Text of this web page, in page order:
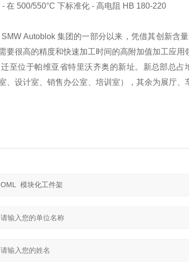
在 500/550°C 下标准化 - 高电阻 HB 180-220
Autoblok 集团的一部分以来，凭借其创新含
要很高的精度和快速加工时间的高附加值加工应用
至位于帕维亚省特里沃齐奥的新址。新总部总
、设计室、销售办公室、培训室），其余为展厅、